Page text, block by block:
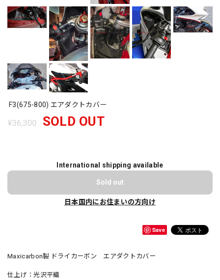
F3(675-800) エアダクトカバー
¥36,300 SOLD OUT
International shipping available
Sold out
日本国内にお住まいの方向け
Save
Maxicarbon製 ドライカーボン エアダクトカバー
仕上げ：光沢平織